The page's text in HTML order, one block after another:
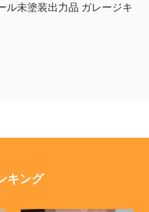
ル未塗装出力品 ガレージキ
キング